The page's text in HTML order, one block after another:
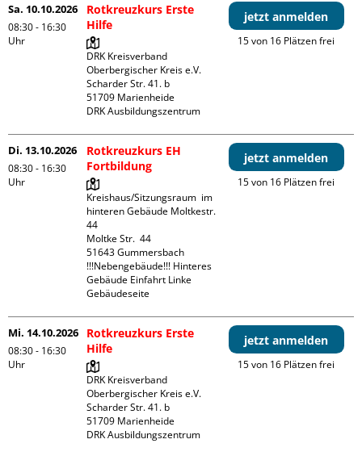
Sa. 10.10.2026
08:30 - 16:30
Uhr
Rotkreuzkurs Erste
Hilfe
DRK Kreisverband
Oberbergischer Kreis e.V.
Scharder Str. 41. b
51709 Marienheide
DRK Ausbildungszentrum
jetzt anmelden
15 von 16 Plätzen frei
Di. 13.10.2026
08:30 - 16:30
Uhr
Rotkreuzkurs EH
Fortbildung
Kreishaus/Sitzungsraum  im
hinteren Gebäude Moltkestr.
44
Moltke Str.  44
51643 Gummersbach
!!!Nebengebäude!!! Hinteres
Gebäude Einfahrt Linke
Gebäudeseite
jetzt anmelden
15 von 16 Plätzen frei
Mi. 14.10.2026
08:30 - 16:30
Uhr
Rotkreuzkurs Erste
Hilfe
DRK Kreisverband
Oberbergischer Kreis e.V.
Scharder Str. 41. b
51709 Marienheide
DRK Ausbildungszentrum
jetzt anmelden
15 von 16 Plätzen frei